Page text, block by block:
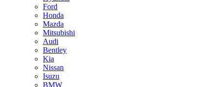
Ford
Honda
Mazda
Mitsubishi
Audi
Bentley
Kia
Nissan
Isuzu
BMW